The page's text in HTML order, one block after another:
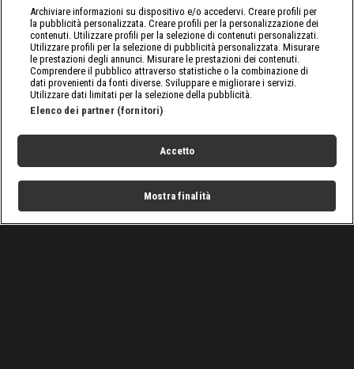
Archiviare informazioni su dispositivo e/o accedervi. Creare profili per
la pubblicità personalizzata. Creare profili per la personalizzazione dei
contenuti. Utilizzare profili per la selezione di contenuti personalizzati.
Utilizzare profili per la selezione di pubblicità personalizzata. Misurare
le prestazioni degli annunci. Misurare le prestazioni dei contenuti.
Comprendere il pubblico attraverso statistiche o la combinazione di
dati provenienti da fonti diverse. Sviluppare e migliorare i servizi.
Utilizzare dati limitati per la selezione della pubblicità.
Elenco dei partner (fornitori)
Accetto
Mostra finalità